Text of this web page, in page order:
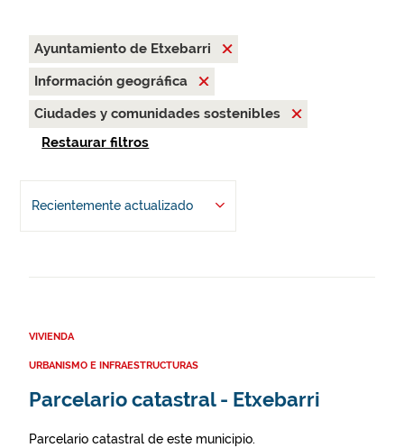
Ayuntamiento de Etxebarri
Información geográfica
Ciudades y comunidades sostenibles
Restaurar filtros
Recientemente actualizado
VIVIENDA
URBANISMO E INFRAESTRUCTURAS
Parcelario catastral - Etxebarri
Parcelario catastral de este municipio.